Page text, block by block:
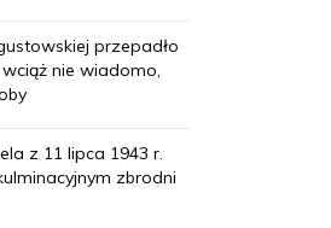
przepadło
nie wiadomo,
z 11 lipca 1943 r.
zbrodni